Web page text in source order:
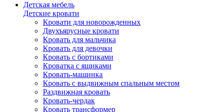
Детская мебель
Детские кровати
Кровати для новорожденных
Двухъярусные кровати
Кровать для мальчика
Кровать для девочки
Кровать с бортиками
Кроватка с ящиками
Кровать-машинка
Кровать с выдвижным спальным местом
Раздвижная кровать
Кровать-чердак
Кровать трансформер